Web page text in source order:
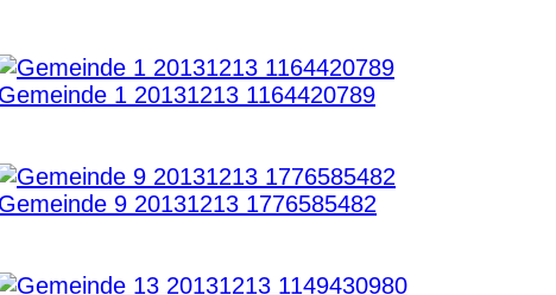
1 20131213 1164420789
9 20131213 1776585482